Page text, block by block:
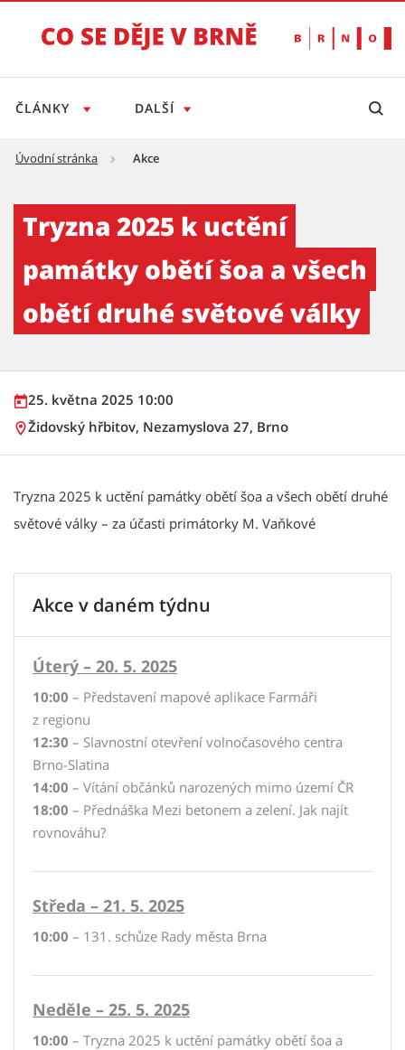
ČLÁNKY DALŠÍ
Úvodní stránka Akce
Tryzna 2025 k uctění
památky obětí šoa a všech
obětí druhé světové války
25. května 2025 10:00
Židovský hřbitov, Nezamyslova 27, Brno
Tryzna 2025 k uctění památky obětí šoa a všech obětí druhé
světové války – za účasti primátorky M. Vaňkové
Akce v daném týdnu
Úterý – 20. 5. 2025
10:00 – Představení mapové aplikace Farmáři
z regionu
12:30 – Slavnostní otevření volnočasového centra
Brno-Slatina
14:00 – Vítání občánků narozených mimo území ČR
18:00 – Přednáška Mezi betonem a zelení. Jak najít
rovnováhu?
Středa – 21. 5. 2025
10:00 – 131. schůze Rady města Brna
Neděle – 25. 5. 2025
10:00 – Tryzna 2025 k uctění památky obětí šoa a